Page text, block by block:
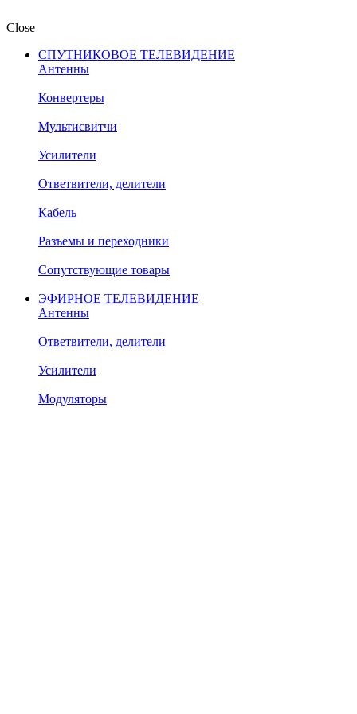
Close
СПУТНИКОВОЕ ТЕЛЕВИДЕНИЕ
Антенны
Конвертеры
Мультисвитчи
Усилители
Ответвители, делители
Кабель
Разъемы и переходники
Сопутствующие товары
ЭФИРНОЕ ТЕЛЕВИДЕНИЕ
Антенны
Ответвители, делители
Усилители
Модуляторы